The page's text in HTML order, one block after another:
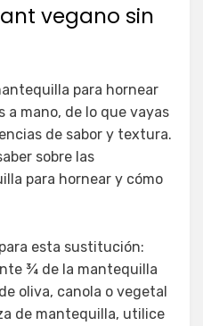
vegano sin
para hornear
a mano, de lo que vayas
de sabor y textura.
sobre las
para hornear y cómo
esta sustitución:
¾ de la mantequilla
oliva, canola o vegetal
de mantequilla, utilice